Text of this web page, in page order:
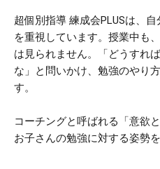
超個別指導 練成会PLUSは、
を重視しています。授業中も
は見られません。「どうすれ
な」と問いかけ、勉強のやり
す。
コーチングと呼ばれる「意欲
お子さんの勉強に対する姿勢